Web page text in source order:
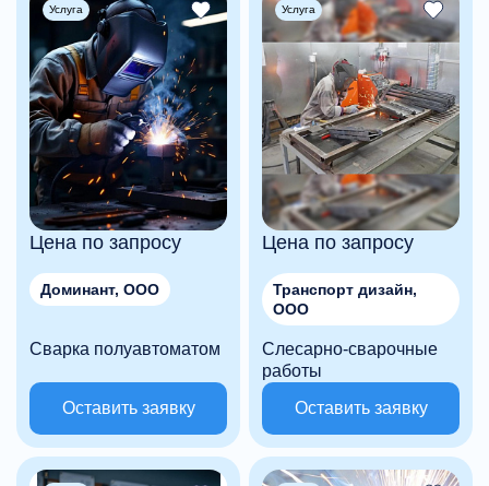
Услуга
Цена по запросу
Доминант, ООО
Сварка полуавтоматом
Оставить заявку
Услуга
Цена по запросу
Транспорт дизайн,
ООО
Слесарно-сварочные
работы
Оставить заявку